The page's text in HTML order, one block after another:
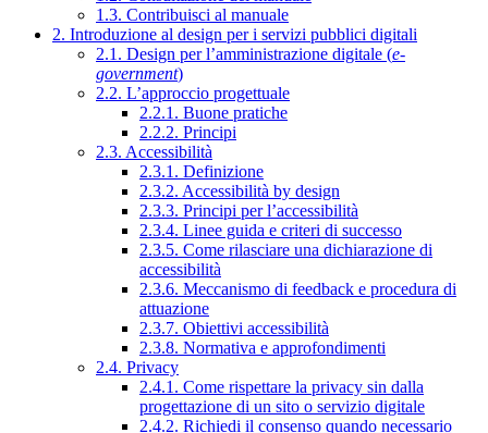
1.3. Contribuisci al manuale
2. Introduzione al design per i servizi pubblici digitali
2.1. Design per l’amministrazione digitale (e-
government)
2.2. L’approccio progettuale
2.2.1. Buone pratiche
2.2.2. Principi
2.3. Accessibilità
2.3.1. Definizione
2.3.2. Accessibilità by design
2.3.3. Principi per l’accessibilità
2.3.4. Linee guida e criteri di successo
2.3.5. Come rilasciare una dichiarazione di
accessibilità
2.3.6. Meccanismo di feedback e procedura di
attuazione
2.3.7. Obiettivi accessibilità
2.3.8. Normativa e approfondimenti
2.4. Privacy
2.4.1. Come rispettare la privacy sin dalla
progettazione di un sito o servizio digitale
2.4.2. Richiedi il consenso quando necessario